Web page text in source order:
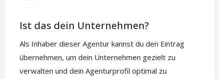
Ist das dein Unternehmen?
Als Inhaber dieser Agentur kannst du den Eintrag
übernehmen, um dein Unternehmen gezielt zu
verwalten und dein Agenturprofil optimal zu